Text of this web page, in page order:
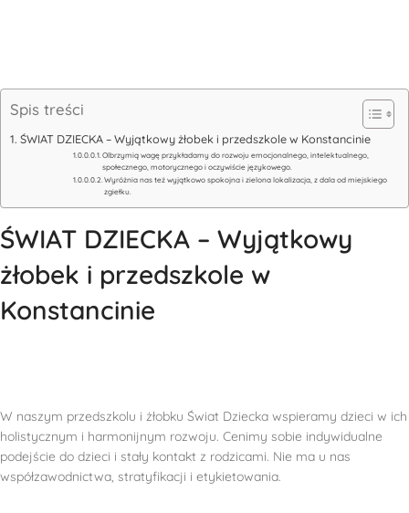
Spis treści
ŚWIAT DZIECKA – Wyjątkowy żłobek i przedszkole w Konstancinie
Olbrzymią wagę przykładamy do rozwoju emocjonalnego, intelektualnego,
społecznego, motorycznego i oczywiście językowego.
Wyróżnia nas też wyjątkowo spokojna i zielona lokalizacja, z dala od miejskiego
zgiełku.
ŚWIAT DZIECKA – Wyjątkowy
żłobek i przedszkole w
Konstancinie
W naszym przedszkolu i żłobku Świat Dziecka wspieramy dzieci w ich
holistycznym i harmonijnym rozwoju. Cenimy sobie indywidualne
podejście do dzieci i stały kontakt z rodzicami. Nie ma u nas
współzawodnictwa, stratyfikacji i etykietowania.